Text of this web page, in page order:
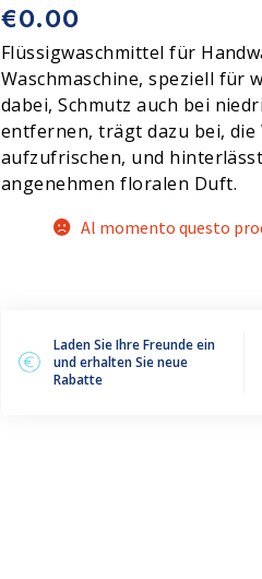
€0.00
Flüssigwaschmittel für
Waschmaschine, speziell für
dabei, Schmutz auch bei
entfernen, trägt dazu bei, die
aufzufrischen, und
angenehmen floralen Duft.
Al momento questo
Laden Sie Ihre Freunde ein
und erhalten Sie neue
Rabatte